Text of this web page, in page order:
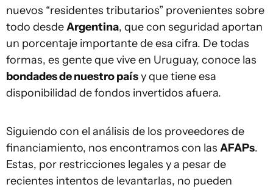
nuevos “residentes tributarios” provenientes sobre
todo desdeArgentina, que con seguridad aportan
un porcentaje importante de esa cifra. De todas
formas, es gente que vive en Uruguay, conoce las
bondades de nuestro paísy que tiene esa
disponibilidad de fondos invertidos afuera.
Siguiendo con el análisis de los proveedores de
financiamiento, nos encontramos con las AFAPs.
Estas, por restricciones legales y a pesar de
recientes intentos de levantarlas, no pueden